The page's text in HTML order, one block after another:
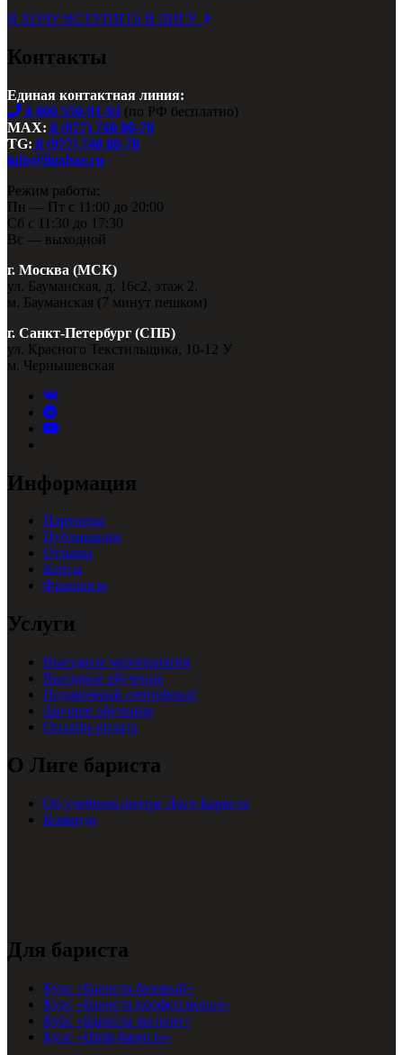
Я ХОЧУ ВСТУПИТЬ В ЛИГУ
Контакты
Единая контактная линия:
8 800 550-91-93 (по РФ бесплатно)
MAX: 8 (977) 740 80-70
TG: 8 (977) 740 80-70
info@ligabar.ru
Режим работы:
Пн — Пт с 11:00 до 20:00
Сб с 11:30 до 17:30
Вс — выходной
г. Москва (МСК)
ул. Бауманская, д. 16с2, этаж 2.
м. Бауманская (7 минут пешком)
г. Санкт-Петербург (СПБ)
ул. Красного Текстильщика, 10-12 У
м. Чернышевская
Информация
Партнеры
Публикации
Отзывы
Кейсы
Франшиза
Услуги
Выездные мероприятия
Выездное обучение
Подарочный сертификат
Заочное обучение
Онлайн-оплата
О Лиге бариста
Об учебном центре Лиге Бариста
Команда
Для бариста
Курс «Бариста базовый»
Курс «Бариста профессионал»
Курс «Бариста эксперт»
Курс «Шеф-бариста»